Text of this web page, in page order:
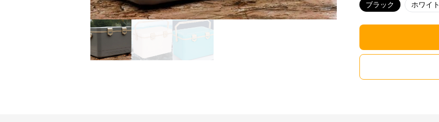
ブラック ホワイト